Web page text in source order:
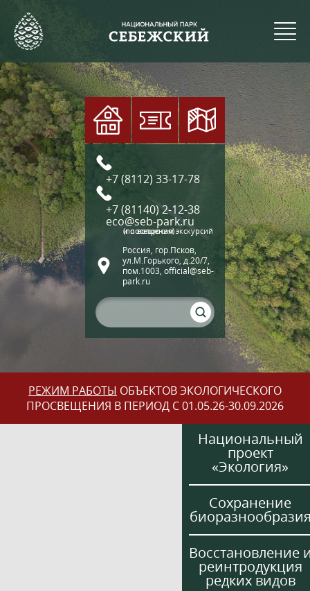
+7 (8112) 33-17-78
+7 (81140) 2-12-38
eco@seb-park.ru
(по вопросам экскурсий и посещения)
Россия, гор.Псков,
ул.М.Горького, д.20/7,
пом.1003, official@seb-
park.ru
РЕЖИМ РАБОТЫ ОБЪЕКТОВ ЭКОЛОГИЧЕСКОГО
ПРОСВЕЩЕНИЯ В ПЕРИОД С 01.05.26-30.09.2026
Национальный
проект
«Экология»
Сохранение
Восстановление
реинтродукция
редких видов